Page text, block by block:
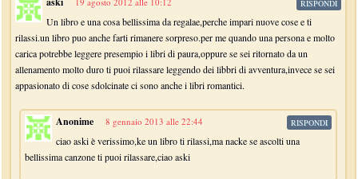
Un libro e una cosa bellissima da regalae,perche impari nuove cose e ti
rilassi.un libro puo anche farti rimanere sorpreso.per me quando una persona e molto
carica potrebbe leggere presempio i libri di paura,oppure se sei ritornato da un
allenamento molto duro ti puoi rilassare leggendo dei libbri di avventura,invece se sei
appasionato di cose sdolcinate ci sono anche i libri romantici.
RISPONDI
Anonime 8 gennaio 2013 alle 22:44
ciao aski è verissimo,ke un libro ti rilassi,ma nacke se ascolti una
bellissima canzone ti puoi rilassare,ciao aski
RISPONDI